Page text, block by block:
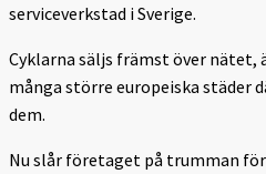
serviceverkstad i Sverige.
Cyklarna säljs främst över nätet,
många större europeiska städer
dem.
Nu slår företaget på trumman för